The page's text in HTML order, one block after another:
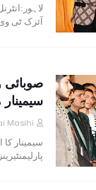
آئزک ٹی
صوبائی
Masihi
سیمینار